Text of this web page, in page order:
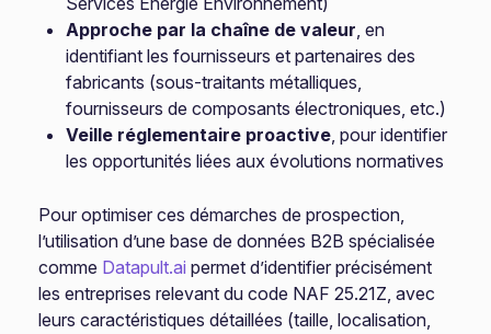
Approche par la chaîne de valeur, en
identifiant les fournisseurs et partenaires des
fabricants (sous-traitants métalliques,
fournisseurs de composants électroniques, etc.)
Veille réglementaire proactive, pour identifier
les opportunités liées aux évolutions normatives
Pour optimiser ces démarches de prospection,
l’utilisation d’une base de données B2B spécialisée
comme Datapult.ai permet d’identifier précisément
les entreprises relevant du code NAF 25.21Z, avec
leurs caractéristiques détaillées (taille, localisation,